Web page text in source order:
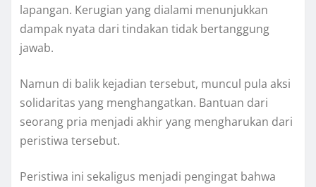
lapangan. Kerugian yang dialami menunjukkan
dampak nyata dari tindakan tidak bertanggung
jawab.
Namun di balik kejadian tersebut, muncul pula aksi
solidaritas yang menghangatkan. Bantuan dari
seorang pria menjadi akhir yang mengharukan dari
peristiwa tersebut.
Peristiwa ini sekaligus menjadi pengingat bahwa